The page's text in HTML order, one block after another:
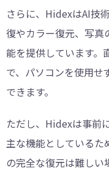
さらに、HidexはAI技
復やカラー復元、写真
能を提供しています。
で、パソコンを使用
できます。
ただし、Hidexは事前
主な機能としているた
の完全な復元は難しい